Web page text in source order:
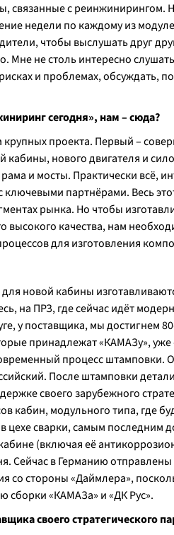
связанные с реинжинирингом.
недели по каждому из
чтобы выслушать друг
Мне не столь интересно
и проблемах, обсуждать,
сегодня», нам – сюда?
проекта. Первый –
нового двигателя и
и мосты. Практически всё,
партнёрами. Весь
рынка. Но чтобы
качества, нам
для изготовления
новой кабины
на ПРЗ, где сейчас идёт
у поставщика, мы достигнем
принадлежат «КАМАЗу», уже
процесс
После штамповки
своего зарубежного
кабин, модульного типа, где
цехе сварки, самым последним
(включая её
Сейчас в Германию
со стороны «Даймлера»,
сборки «КАМАЗа» и «ДК Рус».
своего стратегического